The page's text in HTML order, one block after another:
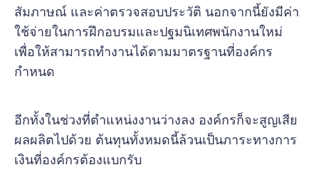
สัมภาษณ์ และค่าตรวจสอบประวัติ นอกจากนี้ยังมีค่า
ใช้จ่ายในการฝึกอบรมและปฐมนิเทศพนักงานใหม่
เพื่อให้สามารถทำงานได้ตามมาตรฐานที่องค์กร
กำหนด
อีกทั้งในช่วงที่ตำแหน่งงานว่างลง องค์กรก็จะสูญเสีย
ผลผลิตไปด้วย ต้นทุนทั้งหมดนี้ล้วนเป็นภาระทางการ
เงินที่องค์กรต้องแบกรับ